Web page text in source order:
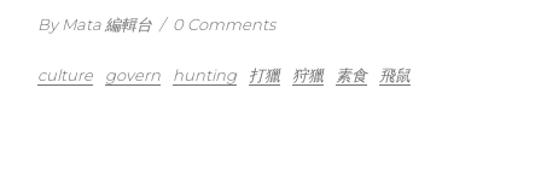
By Mata 編輯台 / 0 Comments
culture govern hunting 打獵 狩獵 素食 飛鼠